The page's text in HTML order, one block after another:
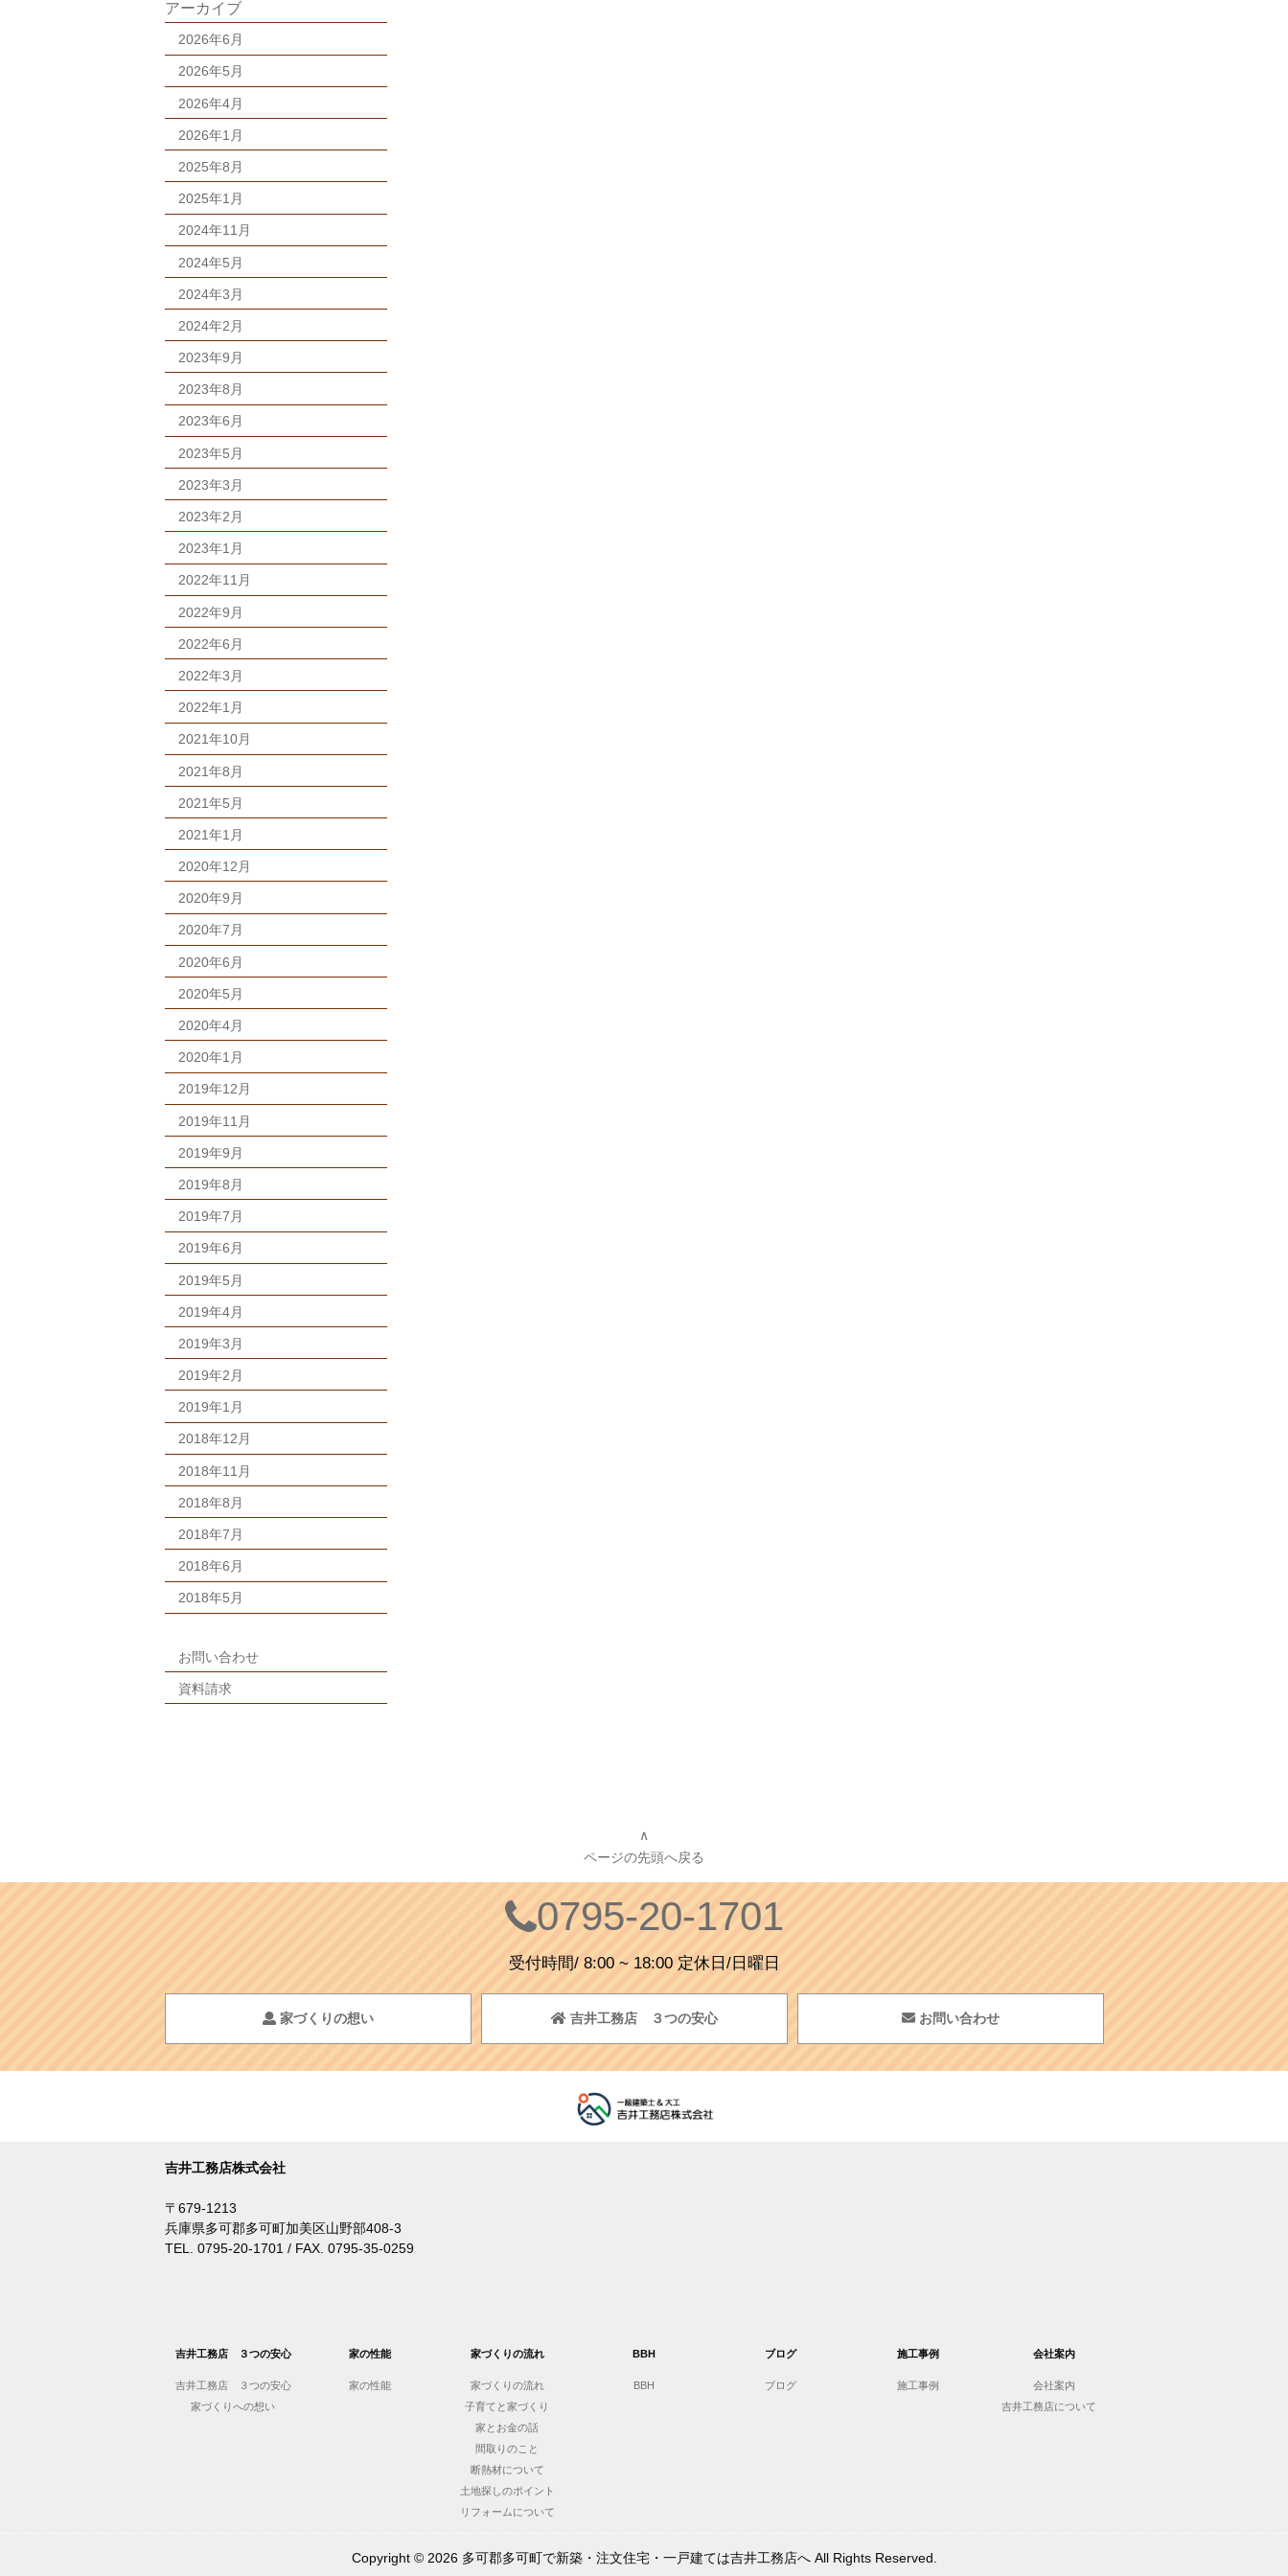
アーカイブ
2026年6月
2026年5月
2026年4月
2026年1月
2025年8月
2025年1月
2024年11月
2024年5月
2024年3月
2024年2月
2023年9月
2023年8月
2023年6月
2023年5月
2023年3月
2023年2月
2023年1月
2022年11月
2022年9月
2022年6月
2022年3月
2022年1月
2021年10月
2021年8月
2021年5月
2021年1月
2020年12月
2020年9月
2020年7月
2020年6月
2020年5月
2020年4月
2020年1月
2019年12月
2019年11月
2019年9月
2019年8月
2019年7月
2019年6月
2019年5月
2019年4月
2019年3月
2019年2月
2019年1月
2018年12月
2018年11月
2018年8月
2018年7月
2018年6月
2018年5月
お問い合わせ
資料請求
∧
ページの先頭へ戻る
0795-20-1701
受付時間/ 8:00 ~ 18:00 定休日/日曜日
家づくりの想い 吉井工務店 ３つの安心 お問い合わせ
吉井工務店株式会社
〒679-1213
兵庫県多可郡多可町加美区山野部408-3
TEL. 0795-20-1701 / FAX. 0795-35-0259
吉井工務店 ３つの安心
吉井工務店 ３つの安心
家づくりへの想い
家の性能
家の性能
家づくりの流れ
家づくりの流れ
子育てと家づくり
家とお金の話
間取りのこと
断熱材について
土地探しのポイント
リフォームについて
BBH
BBH
ブログ
ブログ
施工事例
施工事例
会社案内
会社案内
吉井工務店について
Copyright © 2026 多可郡多可町で新築・注文住宅・一戸建ては吉井工務店へ All Rights Reserved.